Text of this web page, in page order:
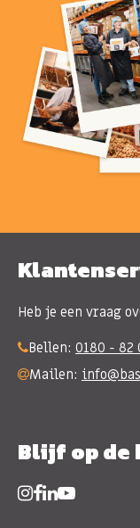
Heb je een vraag
Bellen: 0180 - 82
Mailen:
Blijf op de